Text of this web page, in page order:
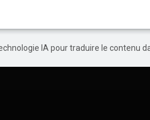
IA pour traduire le contenu